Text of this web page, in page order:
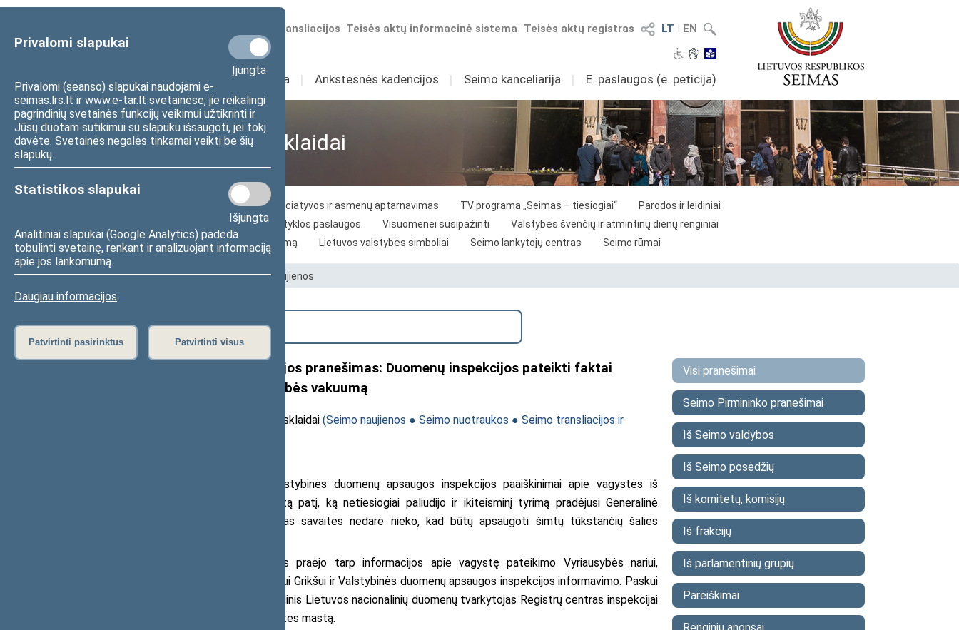
Privalomi slapukai
Įjungta
Privalomi (seanso) slapukai naudojami e-
seimas.lrs.lt ir www.e-tar.lt svetainėse, jie reikalingi
pagrindinių svetainės funkcijų veikimui užtikrinti ir
Jūsų duotam sutikimui su slapuku išsaugoti, jei tokį
davėte. Svetainės negalės tinkamai veikti be šių
slapukų.
Statistikos slapukai
Išjungta
Analitiniai slapukai (Google Analytics) padeda
tobulinti svetainę, renkant ir analizuojant informaciją
apie jos lankomumą.
Daugiau informacijos
Patvirtinti pasirinktus Patvirtinti visus
LT I EN
Teisės aktų registras
Teisės aktų informacinė sistema
Numatomos transliacijos
Sudėtis Veikla I Ankstesnės kadencijos I Seimo kanceliarija I E. paslaugos (e. peticija)
Visuomenei ir žiniasklaidai
Piliečių iniciatyvos ir asmenų aptarnavimas TV programa „Seimas – tiesiogiai“
Parodos ir leidiniai
Seimo skaityklos paslaugos Visuomenei susipažinti
Valstybės švenčių ir atmintinų dienų renginiai
Kelias į Lietuvos nepriklausomybės atkūrimą
Lietuvos valstybės simboliai Seimo lankytojų centras Seimo rūmai
Pradžia>Visuomenei ir žiniasklaidai>Naujienos
Išplėstinė paieška
Seimo Liberalų sąjūdžio frakcijos pranešimas: Duomenų inspekcijos pateikti faktai
apnuogina politinės atsakomybės vakuumą
pranešimas žiniasklaidai (Seimo naujienos ● Seimo nuotraukos ● Seimo transliacijos ir
Seimo liberalams atsiųsti Valstybinės duomenų apsaugos inspekcijos paaiškinimai apie vagystės iš
Registrų centro aplinkybes parodo tą patį, ką netiesiogiai paliudijo ir ikiteisminį tyrimą pradėjusi Generalinė
prokuratūra: aukščiausi politikai ištisas savaites nedarė nieko, kad būtų apsaugoti šimtų tūkstančių šalies
10 dienų – toks laiko tarpas praėjo tarp informacijos apie vagystę pateikimo Vyriausybės nariui,
ekonomikos ir inovacijų ministrui Edvinui Grikšui ir Valstybinės duomenų apsaugos inspekcijos informavimo. Paskui
dar beveik mėnesį užtruko, kol pagrindinis Lietuvos nacionalinių duomenų tvarkytojas Registrų centras inspekcijai
patikslino informaciją apie realų vagystės mastą.
Visi pranešimai
Seimo Pirmininko pranešimai
Iš Seimo valdybos
Iš Seimo posėdžių
Iš komitetų, komisijų
Iš frakcijų
Iš parlamentinių grupių
Pareiškimai